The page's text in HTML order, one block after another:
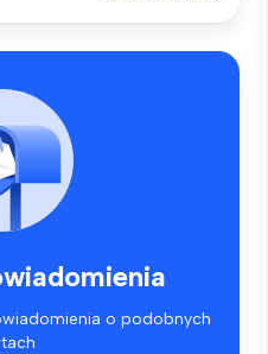
o podobnych